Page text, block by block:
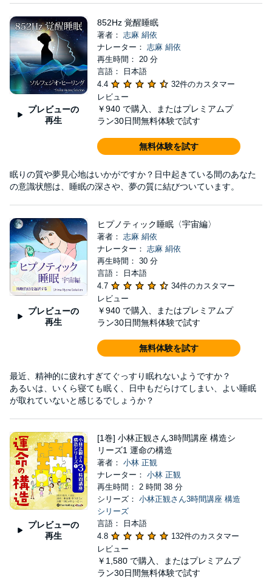
プレビューの
再生
852Hz 覚醒睡眠
著者： 志麻 絹依
ナレーター： 志麻 絹依
再生時間： 20 分
言語： 日本語
4.4
32件のカスタマー
レビュー
￥940 で購入、またはプレミアムプ
ラン30日間無料体験で試す
無料体験を試す
眠りの質や夢見心地はいかがですか？日中起きている間のあなた
の意識状態は、睡眠の深さや、夢の質に結びついています。
プレビューの
再生
ヒプノティック睡眠〈宇宙編〉
著者： 志麻 絹依
ナレーター： 志麻 絹依
再生時間： 30 分
言語： 日本語
4.7
34件のカスタマー
レビュー
￥940 で購入、またはプレミアムプ
ラン30日間無料体験で試す
無料体験を試す
最近、精神的に疲れすぎてぐっすり眠れないようですか？
あるいは、いくら寝ても眠く、日中もだらけてしまい、よい睡眠
が取れていないと感じるでしょうか？
プレビューの
再生
[1巻] 小林正観さん3時間講座 構造シ
リーズ1 運命の構造
著者： 小林 正観
ナレーター： 小林 正観
再生時間： 2 時間 38 分
シリーズ： 小林正観さん3時間講座 構造
シリーズ
言語： 日本語
4.8
132件のカスタマー
レビュー
￥1,580 で購入、またはプレミアムプ
ラン30日間無料体験で試す